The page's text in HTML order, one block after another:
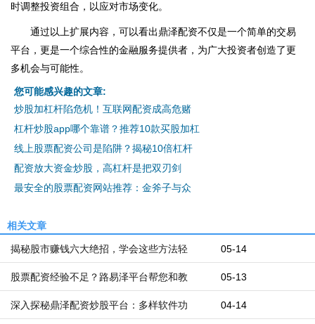
时调整投资组合，以应对市场变化。
通过以上扩展内容，可以看出鼎泽配资不仅是一个简单的交易
平台，更是一个综合性的金融服务提供者，为广大投资者创造了更
多机会与可能性。
您可能感兴趣的文章:
炒股加杠杆陷危机！互联网配资成高危赌
杠杆炒股app哪个靠谱？推荐10款买股加杠
线上股票配资公司是陷阱？揭秘10倍杠杆
配资放大资金炒股，高杠杆是把双刃剑
最安全的股票配资网站推荐：金斧子与众
相关文章
05-14
揭秘股市赚钱六大绝招，学会这些方法轻
05-13
股票配资经验不足？路易泽平台帮您和教
04-14
深入探秘鼎泽配资炒股平台：多样软件功